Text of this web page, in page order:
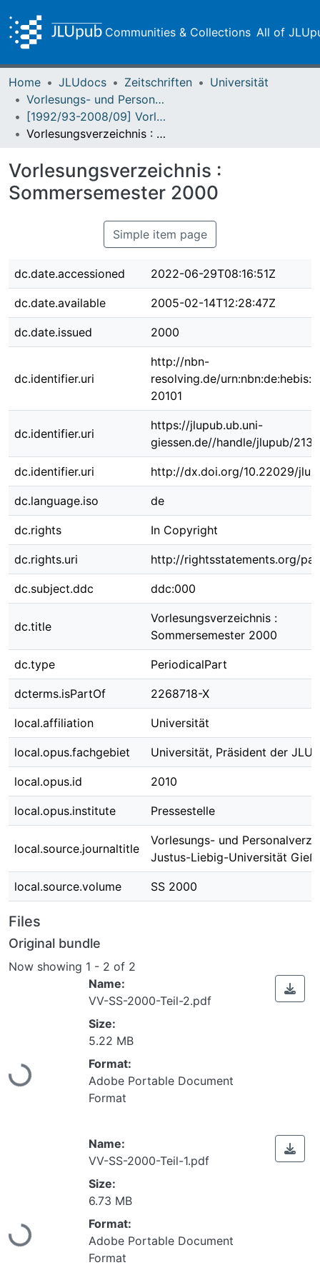
Communities & Collections All of
Home JLUdocs Zeitschriften
Universität
Vorlesungs- und Personalverzeichnis / Justus-Liebig-Universität Gießen
[1992/93-2008/09] Vorlesungs- und Personalverzeichnis / Justus Liebig-Universität Giessen
Vorlesungsverzeichnis : Sommersemester 2000
Vorlesungsverzeichnis :
Sommersemester 2000
Simple item page
dc.date.accessioned 2022-06-29T08:16:51Z
dc.date.available 2005-02-14T12:28:47Z
dc.date.issued 2000
dc.identifier.uri
http://nbn-
resolving.de/
20101
dc.identifier.uri
https://jlupub.ub.uni-
giessen.de//handle/jlupub/2137
dc.identifier.uri http://dx.doi.org/10.22029/
dc.language.iso de
dc.rights In Copyright
dc.rights.uri http://rightsstatements.org/
dc.subject.ddc ddc:000
dc.title
Vorlesungsverzeichnis :
Sommersemester 2000
dc.type PeriodicalPart
dcterms.isPartOf 2268718-X
local.affiliation Universität
local.opus.fachgebiet Universität, Präsident der JLU
local.opus.id 2010
local.opus.institute Pressestelle
local.source.journaltitle
Vorlesungs- und
Justus-Liebig-Universität
local.source.volume SS 2000
Files
Original bundle
Now showing 1 - 2 of 2
Loading...
Name:
VV-SS-2000-Teil-2.pdf
Size:
5.22 MB
Format:
Adobe Portable Document
Format
Loading...
Name:
VV-SS-2000-Teil-1.pdf
Size:
6.73 MB
Format:
Adobe Portable Document
Format